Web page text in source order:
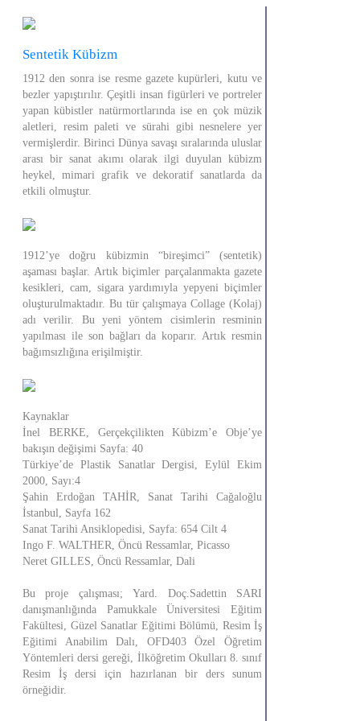
Sentetik Kübizm
1912 den sonra ise resme gazete kupürleri, kutu ve
bezler yapıştırılır. Çeşitli insan figürleri ve portreler
yapan kübistler natürmortlarında ise en çok müzik
aletleri, resim paleti ve sürahi gibi nesnelere yer
vermişlerdir. Birinci Dünya savaşı sıralarında uluslar
arası bir sanat akımı olarak ilgi duyulan kübizm
heykel, mimari grafik ve dekoratif sanatlarda da
etkili olmuştur.
1912’ye doğru kübizmin “bireşimci” (sentetik)
aşaması başlar. Artık biçimler parçalanmakta gazete
kesikleri, cam, sigara yardımıyla yepyeni biçimler
oluşturulmaktadır. Bu tür çalışmaya Collage (Kolaj)
adı verilir. Bu yeni yöntem cisimlerin resminin
yapılması ile son bağları da koparır. Artık resmin
bağımsızlığına erişilmiştir.
Kaynaklar
İnel BERKE, Gerçekçilikten Kübizm’e Obje’ye
bakışın değişimi Sayfa: 40
Türkiye’de Plastik Sanatlar Dergisi, Eylül Ekim
2000, Sayı:4
Şahin Erdoğan TAHİR, Sanat Tarihi Cağaloğlu
İstanbul, Sayfa 162
Sanat Tarihi Ansiklopedisi, Sayfa: 654 Cilt 4
Ingo F. WALTHER, Öncü Ressamlar, Picasso
Neret GILLES, Öncü Ressamlar, Dali
Bu proje çalışması; Yard. Doç.Sadettin SARI
danışmanlığında Pamukkale Üniversitesi Eğitim
Fakültesi, Güzel Sanatlar Eğitimi Bölümü, Resim İş
Eğitimi Anabilim Dalı, OFD403 Özel Öğretim
Yöntemleri dersi gereği, İlköğretim Okulları 8. sınıf
Resim İş dersi için hazırlanan bir ders sunum
örneğidir.